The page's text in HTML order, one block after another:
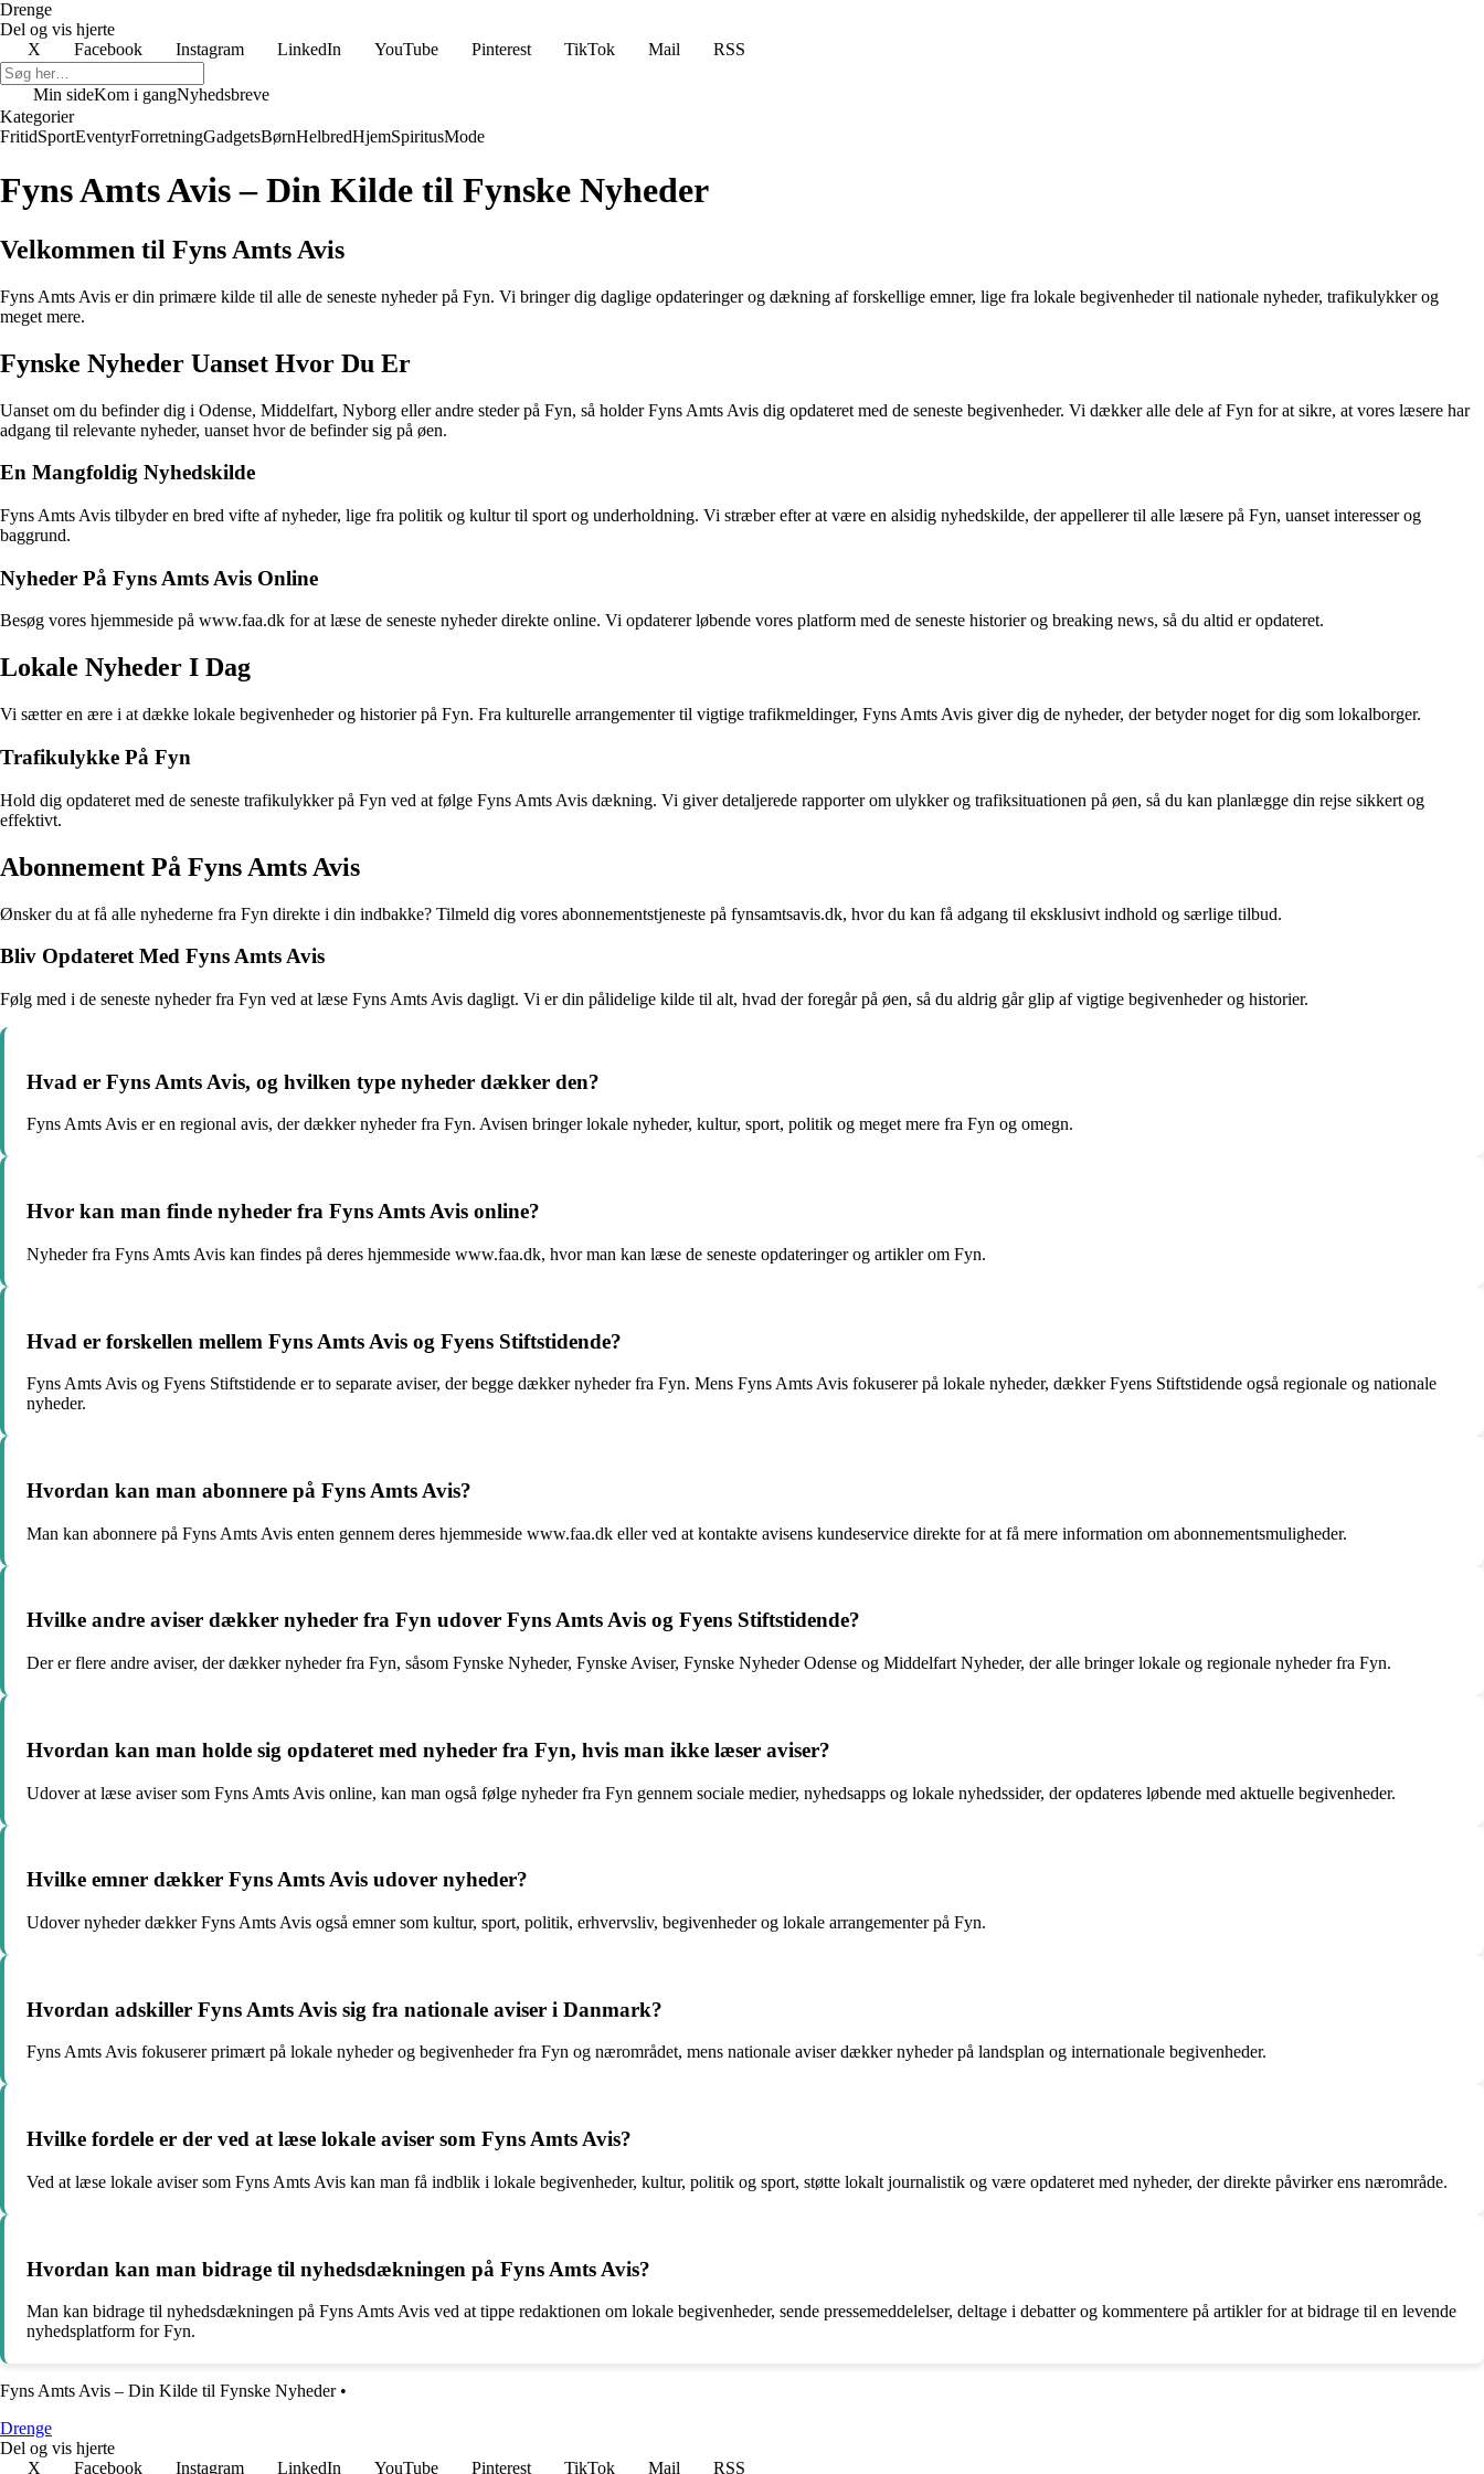
Drenge
Del og vis hjerte
X
Facebook Instagram LinkedIn YouTube Pinterest TikTok Mail RSS
Min sideKom i gangNyhedsbreve
Kategorier
FritidSportEventyrForretningGadgetsBørnHelbredHjemSpiritusMode
Fyns Amts Avis – Din Kilde til Fynske Nyheder
Velkommen til Fyns Amts Avis
Fyns Amts Avis er din primære kilde til alle de seneste nyheder på Fyn. Vi bringer dig daglige opdateringer og dækning af forskellige emner, lige fra lokale begivenheder til nationale nyheder, trafikulykker og
meget mere.
Fynske Nyheder Uanset Hvor Du Er
Uanset om du befinder dig i Odense, Middelfart, Nyborg eller andre steder på Fyn, så holder Fyns Amts Avis dig opdateret med de seneste begivenheder. Vi dækker alle dele af Fyn for at sikre, at vores læsere har
adgang til relevante nyheder, uanset hvor de befinder sig på øen.
En Mangfoldig Nyhedskilde
Fyns Amts Avis tilbyder en bred vifte af nyheder, lige fra politik og kultur til sport og underholdning. Vi stræber efter at være en alsidig nyhedskilde, der appellerer til alle læsere på Fyn, uanset interesser og
baggrund.
Nyheder På Fyns Amts Avis Online
Besøg vores hjemmeside på www.faa.dk for at læse de seneste nyheder direkte online. Vi opdaterer løbende vores platform med de seneste historier og breaking news, så du altid er opdateret.
Lokale Nyheder I Dag
Vi sætter en ære i at dække lokale begivenheder og historier på Fyn. Fra kulturelle arrangementer til vigtige trafikmeldinger, Fyns Amts Avis giver dig de nyheder, der betyder noget for dig som lokalborger.
Trafikulykke På Fyn
Hold dig opdateret med de seneste trafikulykker på Fyn ved at følge Fyns Amts Avis dækning. Vi giver detaljerede rapporter om ulykker og trafiksituationen på øen, så du kan planlægge din rejse sikkert og
effektivt.
Abonnement På Fyns Amts Avis
Ønsker du at få alle nyhederne fra Fyn direkte i din indbakke? Tilmeld dig vores abonnementstjeneste på fynsamtsavis.dk, hvor du kan få adgang til eksklusivt indhold og særlige tilbud.
Bliv Opdateret Med Fyns Amts Avis
Følg med i de seneste nyheder fra Fyn ved at læse Fyns Amts Avis dagligt. Vi er din pålidelige kilde til alt, hvad der foregår på øen, så du aldrig går glip af vigtige begivenheder og historier.
Hvad er Fyns Amts Avis, og hvilken type nyheder dækker den?
Fyns Amts Avis er en regional avis, der dækker nyheder fra Fyn. Avisen bringer lokale nyheder, kultur, sport, politik og meget mere fra Fyn og omegn.
Hvor kan man finde nyheder fra Fyns Amts Avis online?
Nyheder fra Fyns Amts Avis kan findes på deres hjemmeside www.faa.dk, hvor man kan læse de seneste opdateringer og artikler om Fyn.
Hvad er forskellen mellem Fyns Amts Avis og Fyens Stiftstidende?
Fyns Amts Avis og Fyens Stiftstidende er to separate aviser, der begge dækker nyheder fra Fyn. Mens Fyns Amts Avis fokuserer på lokale nyheder, dækker Fyens Stiftstidende også regionale og nationale
nyheder.
Hvordan kan man abonnere på Fyns Amts Avis?
Man kan abonnere på Fyns Amts Avis enten gennem deres hjemmeside www.faa.dk eller ved at kontakte avisens kundeservice direkte for at få mere information om abonnementsmuligheder.
Hvilke andre aviser dækker nyheder fra Fyn udover Fyns Amts Avis og Fyens Stiftstidende?
Der er flere andre aviser, der dækker nyheder fra Fyn, såsom Fynske Nyheder, Fynske Aviser, Fynske Nyheder Odense og Middelfart Nyheder, der alle bringer lokale og regionale nyheder fra Fyn.
Hvordan kan man holde sig opdateret med nyheder fra Fyn, hvis man ikke læser aviser?
Udover at læse aviser som Fyns Amts Avis online, kan man også følge nyheder fra Fyn gennem sociale medier, nyhedsapps og lokale nyhedssider, der opdateres løbende med aktuelle begivenheder.
Hvilke emner dækker Fyns Amts Avis udover nyheder?
Udover nyheder dækker Fyns Amts Avis også emner som kultur, sport, politik, erhvervsliv, begivenheder og lokale arrangementer på Fyn.
Hvordan adskiller Fyns Amts Avis sig fra nationale aviser i Danmark?
Fyns Amts Avis fokuserer primært på lokale nyheder og begivenheder fra Fyn og nærområdet, mens nationale aviser dækker nyheder på landsplan og internationale begivenheder.
Hvilke fordele er der ved at læse lokale aviser som Fyns Amts Avis?
Ved at læse lokale aviser som Fyns Amts Avis kan man få indblik i lokale begivenheder, kultur, politik og sport, støtte lokalt journalistik og være opdateret med nyheder, der direkte påvirker ens nærområde.
Hvordan kan man bidrage til nyhedsdækningen på Fyns Amts Avis?
Man kan bidrage til nyhedsdækningen på Fyns Amts Avis ved at tippe redaktionen om lokale begivenheder, sende pressemeddelelser, deltage i debatter og kommentere på artikler for at bidrage til en levende
nyhedsplatform for Fyn.
Fyns Amts Avis – Din Kilde til Fynske Nyheder•
Drenge
Del og vis hjerte
X
Facebook Instagram LinkedIn YouTube Pinterest TikTok Mail RSS